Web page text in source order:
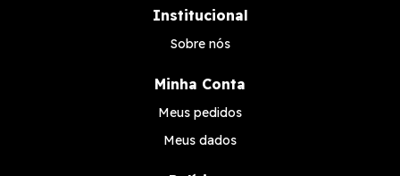
Institucional
Sobre nós
Minha Conta
Meus pedidos
Meus dados